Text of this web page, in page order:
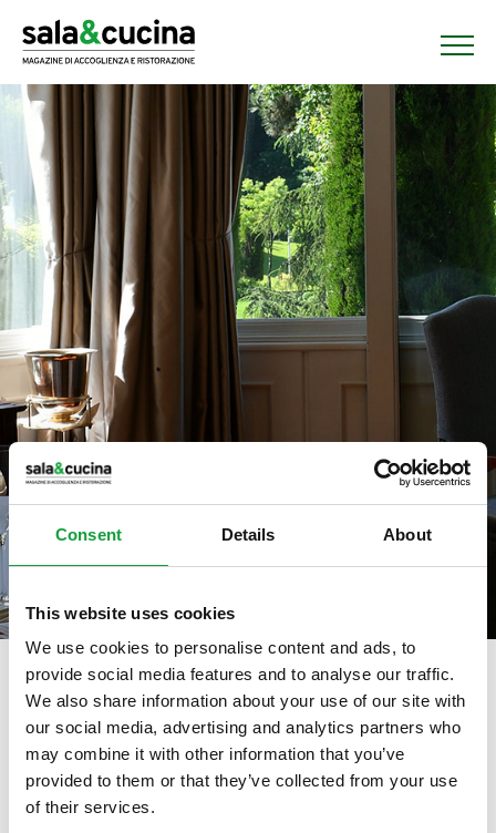
Consent Details About
This website uses cookies
We use cookies to personalise content and ads, to
provide social media features and to analyse our traffic.
We also share information about your use of our site with
our social media, advertising and analytics partners who
may combine it with other information that you’ve
provided to them or that they’ve collected from your use
of their services.
tag directory > digital food delivery
digital food delivery